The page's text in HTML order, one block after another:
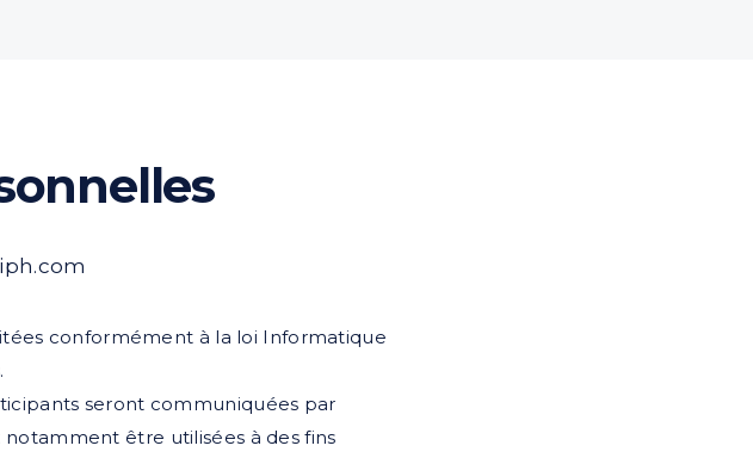
conformément à la loi Informatique
seront communiquées par
notamment être utilisées à des fins